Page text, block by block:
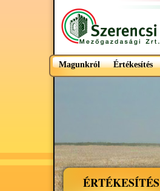
Magunkról Értékesítés
ÉRTÉKESÍTÉS